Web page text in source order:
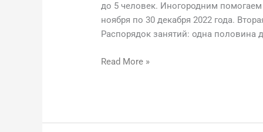
до 5 человек. Иногородним
ноября по 30 декабря 2022 года.
Распорядок занятий: одна половина
Read More »